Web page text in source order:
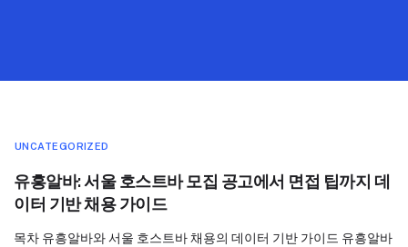
UNCATEGORIZED
유흥알바: 서울 호스트바 모집 공고에서 면접 팁까지 데
이터 기반 채용 가이드
목차 유흥알바와 서울 호스트바 채용의 데이터 기반 가이드 유흥알바